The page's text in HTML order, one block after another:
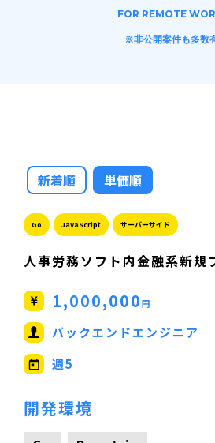
FOR REMOTE
※非公開案件も多数
新着順 単価順
Go JavaScript サーバーサイド
人事労務ソフト内金融系新規
1,000,000円
バックエンドエンジニア
週5
開発環境